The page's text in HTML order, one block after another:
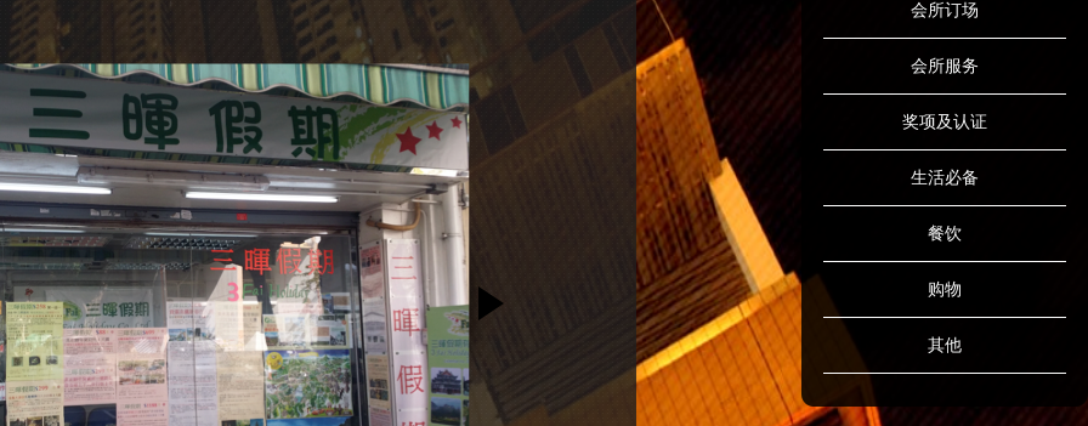
会所订场
会所服务
奖项及认证
生活必备
餐饮
购物
其他